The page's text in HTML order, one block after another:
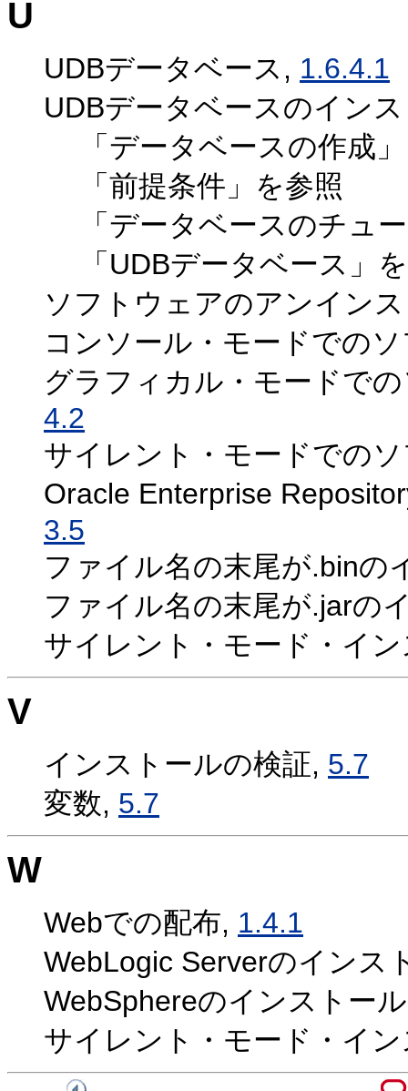
U
UDBデータベース, 1.6.4.1
UDBデータベースのイン
「データベースの作成
「前提条件」を参照
「データベースのチュ
「UDBデータベース」
ソフトウェアのアンイン
コンソール・モードでの
グラフィカル・モードで
4.2
サイレント・モードでの
Oracle Enterprise
3.5
ファイル名の末尾が.binの
ファイル名の末尾が.jarの
サイレント・モード・イ
V
インストールの検証, 5.7
変数, 5.7
W
Webでの配布, 1.4.1
WebLogic Serverのインス
WebSphereのインストー
サイレント・モード・イ